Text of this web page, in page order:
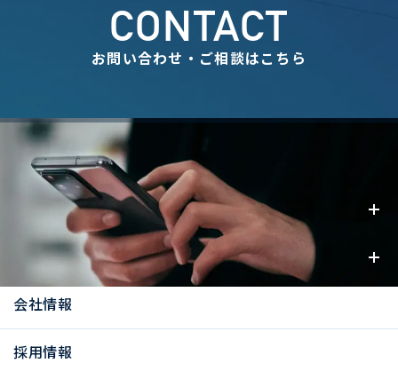
CONTACT
お問い合わせ・ご相談はこちら
事業内容
お知らせ
会社情報
採用情報